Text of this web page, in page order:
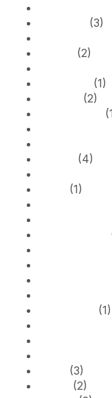
(3)
(2)
(1)
(2)
(4)
(1)
(1)
(3)
(2)